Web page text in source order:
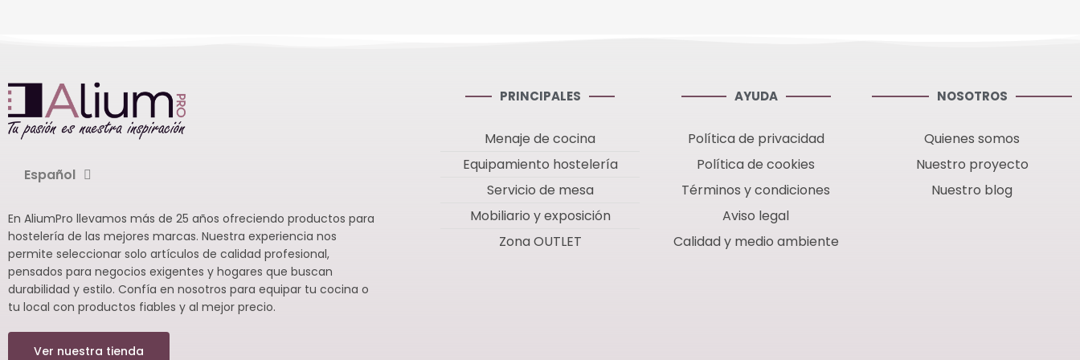
Español
En AliumPro llevamos más de 25 años ofreciendo productos para
hostelería de las mejores marcas. Nuestra experiencia nos
permite seleccionar solo artículos de calidad profesional,
pensados para negocios exigentes y hogares que buscan
durabilidad y estilo. Confía en nosotros para equipar tu cocina o
tu local con productos fiables y al mejor precio.
Ver nuestra tienda
PRINCIPALES
Menaje de cocina
Equipamiento hostelería
Servicio de mesa
Mobiliario y exposición
Zona OUTLET
AYUDA
Política de privacidad
Política de cookies
Términos y condiciones
Aviso legal
Calidad y medio ambiente
NOSOTROS
Quienes somos
Nuestro proyecto
Nuestro blog